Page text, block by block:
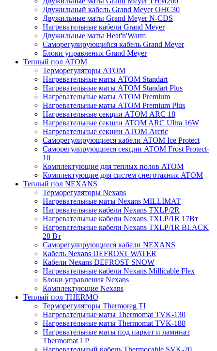
Двужильный кабель Grand Meyer OHC30
Двужильные маты Grand Meyer N-CDS
Нагревательные кабели Grand Meyer
Двужильные маты Heat'n'Warm
Саморегулирующийся кабель Grand Meyer
Блоки управления Grand Meyer
Теплый пол ATOM
Терморегуляторы АТОМ
Нагревательные маты АТОМ Standart
Нагревательные маты АТОМ Standart Plus
Нагревательные маты АТОМ Premium
Нагревательные маты АТОМ Premium Plus
Нагревательные секции АТОМ ARC 18
Нагревательные секции ATOM ARC Ultra 16W
Нагревательные секции АТОМ Arctic
Саморегулирующиеся кабели ATOM Ice Protect
Саморегулирующиеся секции ATOM Frost Protect-
10
Комплектующие для теплых полов ATOM
Комплектующие для систем снеготаяния ATOM
Теплый пол NEXANS
Терморегуляторы Nexans
Нагревательные маты Nexans MILLIMAT
Нагревательные кабели Nexans TXLP/2R
Нагревательные кабели Nexans TXLP/1R 17Вт
Нагревательные кабели Nexans TXLP/1R BLACK
28 Вт
Саморегулирующиеся кабели NEXANS
Кабель Nexans DEFROST WATER
Кабели Nexans DEFROST SNOW
Нагревательные кабели Nexans Millicable Flex
Блоки управления Nexans
Комплектующие Nexans
Теплый пол THERMO
Терморегуляторы Thermoreg TI
Нагревательные маты Thermomat TVK-130
Нагревательные маты Thermomat TVK-180
Нагревательные маты под паркет и ламинат
Thermomat LP
Нагревательный кабель Thermocable SVK-20